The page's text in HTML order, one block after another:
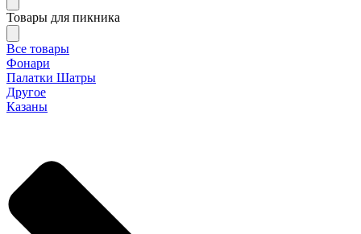
Товары для пикника
Все товары
Фонари
Палатки Шатры
Другое
Казаны